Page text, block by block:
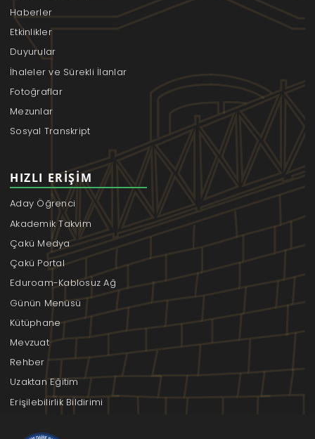
Haberler
Etkinlikler
Duyurular
İhaleler ve Sürekli İlanlar
Fotoğraflar
Mezunlar
Sosyal Transkript
HIZLI ERIŞIM
Aday Öğrenci
Akademik Takvim
Çakü Medya
Çakü Portal
Eduroam-Kablosuz Ağ
Günün Menüsü
Kütüphane
Mevzuat
Rehber
Uzaktan Eğitim
Erişilebilirlik Bildirimi